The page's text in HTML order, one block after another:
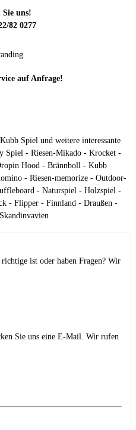
Sie uns!
82 0277
auf Anfrage!
Spiel und weitere interessante
Spiel - Riesen-Mikado - Krocket -
Hood - Brännboll - Kubb
- Riesen-memorize - Outdoor-
- Naturspiel - Holzspiel -
- Flipper - Finnland - Draußen -
ist oder haben Fragen? Wir
Sie uns eine E-Mail. Wir rufen